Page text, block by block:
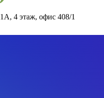
4 этаж, офис 408/1